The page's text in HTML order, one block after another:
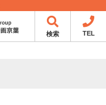
検索 TEL